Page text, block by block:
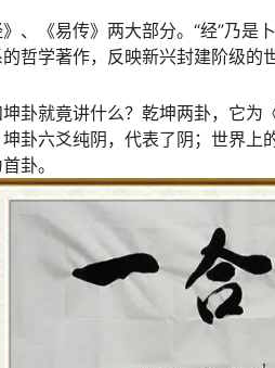
、《易传》两大部分。“经”乃
哲学著作，反映新兴封建阶级的
卦就竟讲什么？乾坤两卦，它
卦六爻纯阴，代表了阴；世界
卦。